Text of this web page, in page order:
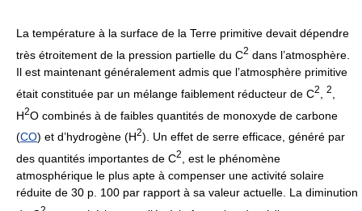
La température à la surface de la Terre primitive devait dépendre
très étroitement de la pression partielle du C2 dans l’atmosphère.
Il est maintenant généralement admis que l’atmosphère primitive
était constituée par un mélange faiblement réducteur de C2 2
H2O combinés à de faibles quantités de monoxyde de carbone
(CO) et d’hydrogène (H2). Un effet de serre efficace, généré par
des quantités importantes de C2
, est le phénomène
atmosphérique le plus apte à compenser une activité solaire
réduite de 30 p. 100 par rapport à sa valeur actuelle. La diminution